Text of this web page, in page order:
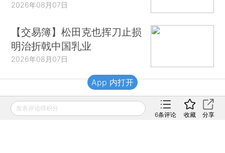
2026年08月07日
【交易簿】松田克也挥刀止损
明治折戟中国乳业
2026年08月07日
财新移动
发表评论得积分
6条评论 收藏 分享
App 内打开